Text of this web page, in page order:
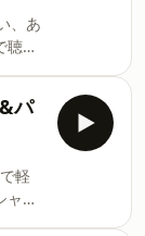
ミ派
か
す
は
の味
ート
、
ソ
中に
くな
/尻
ごい
た
あん
き/
に
ロ
惑々
く
お
行け
倍
に
外
パ
ニ